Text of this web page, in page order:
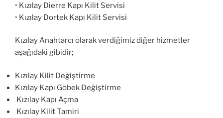
• Kızılay Dierre Kapı Kilit Servisi
• Kızılay Dortek Kapı Kilit Servisi
Kızılay Anahtarcı olarak verdiğimiz diğer hizmetler
aşağıdaki gibidir;
Kızılay Kilit Değiştirme
Kızılay Kapı Göbek Değiştirme
Kızılay Kapı Açma
Kızılay Kilit Tamiri